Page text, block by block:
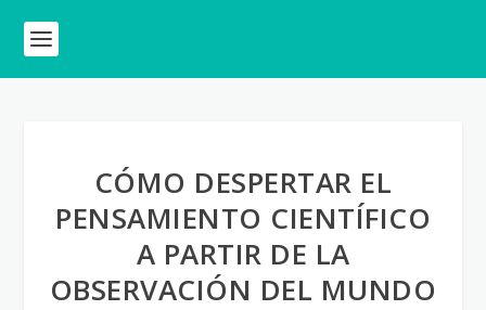
CÓMO DESPERTAR EL
PENSAMIENTO CIENTÍFICO
A PARTIR DE LA
OBSERVACIÓN DEL MUNDO